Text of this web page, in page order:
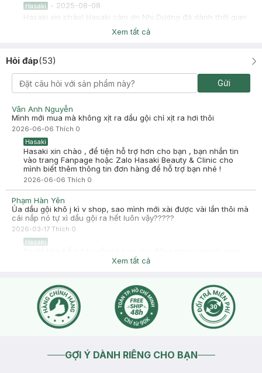
Hasaki - 2025-08-08
Hasaki xin chào! Hasaki cảm ơn Nhi Dương đã dành thời gian
đánh giá. Sự hài lòng của khách hàng là động lực to lớn để
Hasaki ngày càng phát triển hơn nữa về chất lượng dịch vụ.
Phan Nguyễn Hoàng Anh
2025-05-24
Mình mua bản cho tóc tối màu á. Lực xịt mạnh, mùi "men lỳ" ,cá
nhân mình ko thích cái mùi. Giảm bết tóc rất tốt. Xịt nhiều quá có
thể sẽ bị trắng nha, cần lấy tay vuốt vuốt để bớt nha. Nhiws sd
lượng ít á. 9/10 (-1₫ cái mùi)
Hasaki -2025-05-24
Hasaki xin chào! Hasaki cảm ơn Phan Nguyễn Hoàng Anh đã
dành thời gian đánh giá. Sự hài lòng của khách hàng là động
lực to lớn để Hasaki ngày càng phát triển hơn nữa về chất
lượng dịch vụ. Cảm ơn bạn đã tin tưởng và mua sắm tại
Hasaki!
Xem tất cả
Hỏi đáp(53)
Gửi
Vân Anh Nguyễn
Mình mới mua mà không xịt ra dầu gội chỉ xịt ra hơi thôi
2026-06-06 Thích 0
Hasaki
Hasaki xin chào , để tiện hỗ trợ hơn cho bạn , bạn nhắn tin
vào trang Fanpage hoặc Zalo Hasaki Beauty & Clinic cho
mình biết thêm thông tin đơn hàng để hỗ trợ bạn nhé !
2026-06-06 Thích 0
Phạm Hàn Yên
Ủa dầu gội khô j kì v shop, sao mình mới xài được vài lần thôi mà
cái nắp nó tự xì dầu gội ra hết luôn vậy?????
2026-03-17 Thích 0
Hasaki
Xem tất cả
GỢI Ý DÀNH RIÊNG CHO BẠN